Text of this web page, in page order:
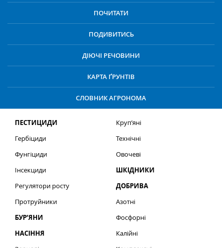
ПОЧИТАТИ
ПОДИВИТИСЬ
ДІЮЧІ РЕЧОВИНИ
КАРТА ҐРУНТІВ
СЛОВНИК АГРОНОМА
ПЕСТИЦИДИ
Гербіциди
Фунгіциди
Інсекциди
Регулятори росту
Протруйники
БУР’ЯНИ
НАСІННЯ
Круп’яні
Технічні
Овочеві
ШКІДНИКИ
ДОБРИВА
Азотні
Фосфорні
Калійні